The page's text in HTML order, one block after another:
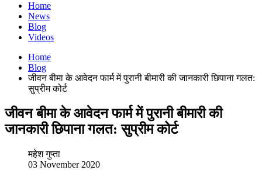
Home
News
Blog
Videos
Home
Blog
जीवन बीमा के आवेदन फार्म में पुरानी बीमारी की जानकारी छिपाना गलत:
सुप्रीम कोर्ट
जीवन बीमा के आवेदन फार्म में पुरानी बीमारी की
जानकारी छिपाना गलत: सुप्रीम कोर्ट
महेश गुप्ता
03 November 2020